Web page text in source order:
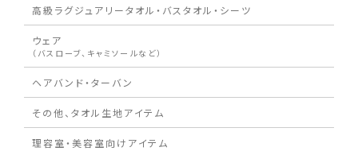
高級ラグジュアリータオル・バスタオル・シーツ
ウェア
（バスローブ、キャミソールなど）
ヘアバンド・ターバン
その他、タオル生地アイテム
理容室・美容室向けアイテム